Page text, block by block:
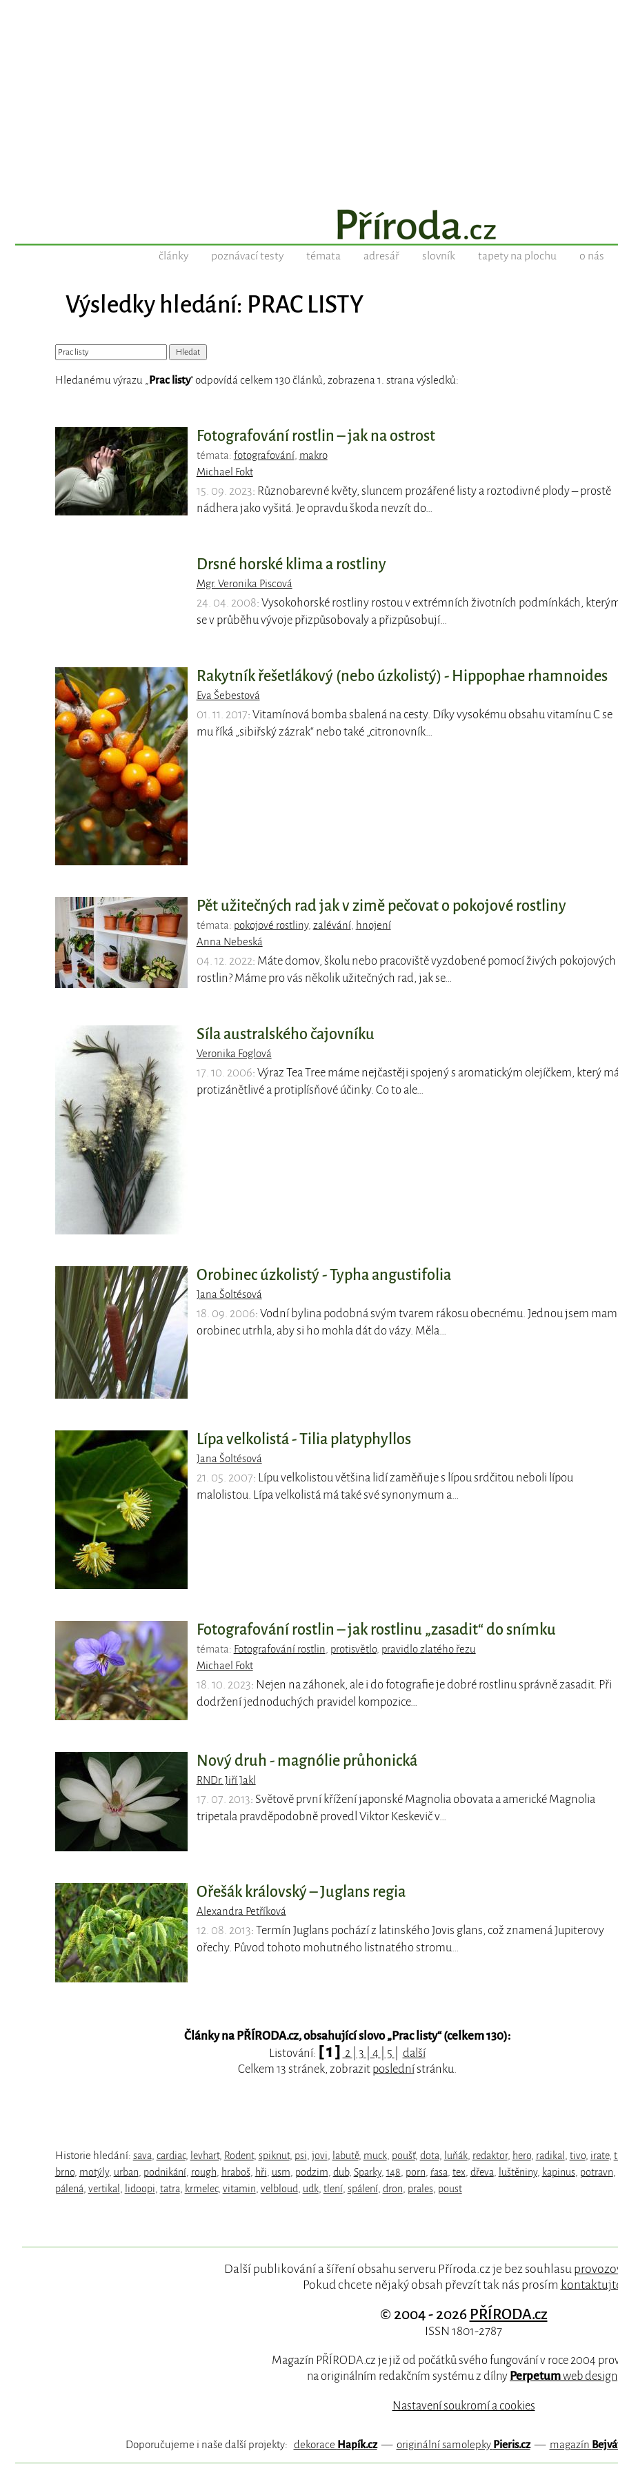
články poznávací testy témata adresář slovník tapety na plochu o nás
Výsledky hledání: PRAC LISTY
Hledanému výrazu „ Prac listy“ odpovídá celkem 130 článků, zobrazena 1. strana výsledků:
Fotografování rostlin – jak na ostrost
témata: fotografování, makro
Michael Fokt
15. 09. 2023: Různobarevné květy, sluncem prozářené listy a roztodivné plody – prostě
nádhera jako vyšitá. Je opravdu škoda nevzít do…
Drsné horské klima a rostliny
Mgr. Veronika Piscová
24. 04. 2008: Vysokohorské rostliny rostou v extrémních životních podmínkách,
se v průběhu vývoje přizpůsobovaly a přizpůsobují…
Rakytník řešetlákový (nebo úzkolistý) - Hippophae rhamnoides
Eva Šebestová
01. 11. 2017: Vitamínová bomba sbalená na cesty. Díky vysokému obsahu vitamínu C se
mu říká „sibiřský zázrak“ nebo také „citronovník…
Pět užitečných rad jak v zimě pečovat o pokojové rostliny
témata: pokojové rostliny, zalévání, hnojení
Anna Nebeská
04. 12. 2022: Máte domov, školu nebo pracoviště vyzdobené pomocí živých pokojových
rostlin? Máme pro vás několik užitečných rad, jak se…
Síla australského čajovníku
Veronika Foglová
17. 10. 2006: Výraz Tea Tree máme nejčastěji spojený s aromatickým olejíčkem, který
protizánětlivé a protiplísňové účinky. Co to ale…
Orobinec úzkolistý - Typha angustifolia
Jana Šoltésová
18. 09. 2006: Vodní bylina podobná svým tvarem rákosu obecnému. Jednou jsem
orobinec utrhla, aby si ho mohla dát do vázy. Měla…
Lípa velkolistá - Tilia platyphyllos
Jana Šoltésová
21. 05. 2007: Lípu velkolistou většina lidí zaměňuje s lípou srdčitou neboli lípou
malolistou. Lípa velkolistá má také své synonymum a…
Fotografování rostlin – jak rostlinu „zasadit“ do snímku
témata: Fotografování rostlin protisvětlo, pravidlo zlatého řezu
Michael Fokt
18. 10. 2023: Nejen na záhonek, ale i do fotografie je dobré rostlinu správně zasadit. Při
dodržení jednoduchých pravidel kompozice…
Nový druh - magnólie průhonická
RNDr. Jiří Jakl
17. 07. 2013: Světově první křížení japonské Magnolia obovata a americké Magnolia
tripetala pravděpodobně provedl Viktor Keskevič v…
Ořešák královský – Juglans regia
Alexandra Petříková
12. 08. 2013: Termín Juglans pochází z latinského Jovis glans, což znamená Jupiterovy
ořechy. Původ tohoto mohutného listnatého stromu…
Články na PŘÍRODA.cz, obsahující slovo „Prac listy“ (celkem 130):
Listování: [ 1 ] 2 3 4 5
další
Celkem 13 stránek, zobrazit poslednístránku.
Historie hledání: sava cardiac, levhart, Rodent, spiknut, psi jovi labutě, muck, poušť, dota luňák, redaktor, hero, radikal tivo, irate,
brno, motýly, urban podnikání, rough hraboš hři usm podzim dub, Sparky, 148 porn ŕasa tex dřeva luštěniny, kapinus potravn
pálená vertikal lidoopi tatra krmelec, vitamin velbloud udk, tlení, spálení, dron prales poust
Další publikování a šíření obsahu serveru Příroda.cz je bez souhlasu
Pokud chcete nějaký obsah převzít tak nás prosím
© 2004 - 2026 PŘÍRODA.cz
ISSN 1801-2787
Magazín PŘÍRODA.cz je již od počátků svého fungování v roce 2004
na originálním redakčním systému z dílny Perpetumweb design
Nastavení soukromí a cookies
Doporučujeme i naše další projekty: dekorace Hapík.cz— originální samolepky Pieris.cz— magazín